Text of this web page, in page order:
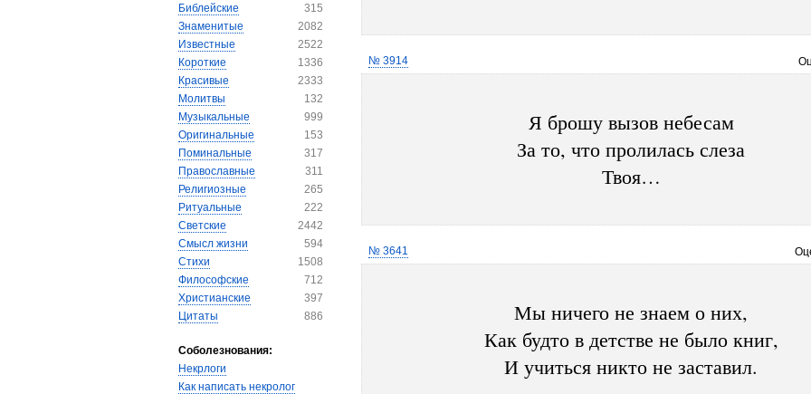
Библейские
315
Знаменитые
2082
Известные
2522
Короткие
1336
Красивые
2333
Молитвы
132
Музыкальные
999
Оригинальные
153
Поминальные
317
Православные
311
Религиозные
265
Ритуальные
222
Светские
2442
Смысл жизни
594
Стихи
1508
Философские
712
Христианские
397
Цитаты
886
Соболезнования:
Некрлоги
Как написать некролог
№ 3914
Я брошу вызов небесам
За то, что пролилась слеза
Твоя…
№ 3641
Мы ничего не знаем о них,
Как будто в детстве не было книг,
И учиться никто не заставил.